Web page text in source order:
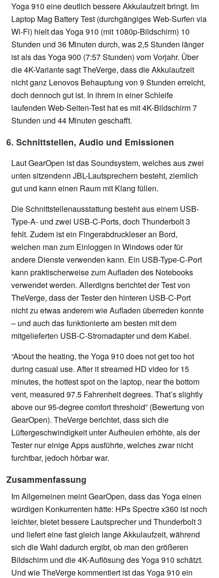
Yoga 910 eine deutlich bessere Akkulaufzeit bringt. Im
Laptop Mag Battery Test (durchgängiges Web-Surfen via
Wi-Fi) hielt das Yoga 910 (mit 1080p-Bildschirm) 10
Stunden und 36 Minuten durch, was 2,5 Stunden länger
ist als das Yoga 900 (7:57 Stunden) vom Vorjahr. Über
die 4K-Variante sagt TheVerge, dass die Akkulaufzeit
nicht ganz Lenovos Behauptung von 9 Stunden erreicht,
doch dennoch gut ist. In ihrem in einer Schleife
laufenden Web-Seiten-Test hat es mit 4K-Bildschirm 7
Stunden und 44 Minuten geschafft.
6. Schnittstellen, Audio und Emissionen
Laut GearOpen ist das Soundsystem, welches aus zwei
unten sitzendenn JBL-Lautsprechern besteht, ziemlich
gut und kann einen Raum mit Klang füllen.
Die Schnittstellenausstattung besteht aus einem USB-
Type-A- und zwei USB-C-Ports, doch Thunderbolt 3
fehlt. Zudem ist ein Fingerabdruckleser an Bord,
welchen man zum Einloggen in Windows oder für
andere Dienste verwenden kann. Ein USB-Type-C-Port
kann praktischerweise zum Aufladen des Notebooks
verwendet werden. Allerdigns berichtet der Test von
TheVerge, dass der Tester den hinteren USB-C-Port
nicht zu etwas anderem wie Aufladen überreden konnte
– und auch das funktionierte am besten mit dem
mitgelieferten USB-C-Stromadapter und dem Kabel.
“About the heating, the Yoga 910 does not get too hot
during casual use. After it streamed HD video for 15
minutes, the hottest spot on the laptop, near the bottom
vent, measured 97.5 Fahrenheit degrees. That’s slightly
above our 95-degree comfort threshold” (Bewertung von
GearOpen). TheVerge berichtet, dass sich die
Lüftergeschwindigkeit unter Aufheulen erhöhte, als der
Tester nur einige Apps ausführte, welches zwar nicht
furchtbar, jedoch hörbar war.
Zusammenfassung
Im Allgemeinen meint GearOpen, dass das Yoga einen
würdigen Konkurrenten hätte: HPs Spectre x360 ist noch
leichter, bietet bessere Lautsprecher und Thunderbolt 3
und liefert eine fast gleich lange Akkulaufzeit, während
sich die Wahl dadurch ergibt, ob man den größeren
Bildschirm und die 4K-Auflösung des Yoga 910 schätzt.
Und wie TheVerge kommentiert ist das Yoga 910 ein